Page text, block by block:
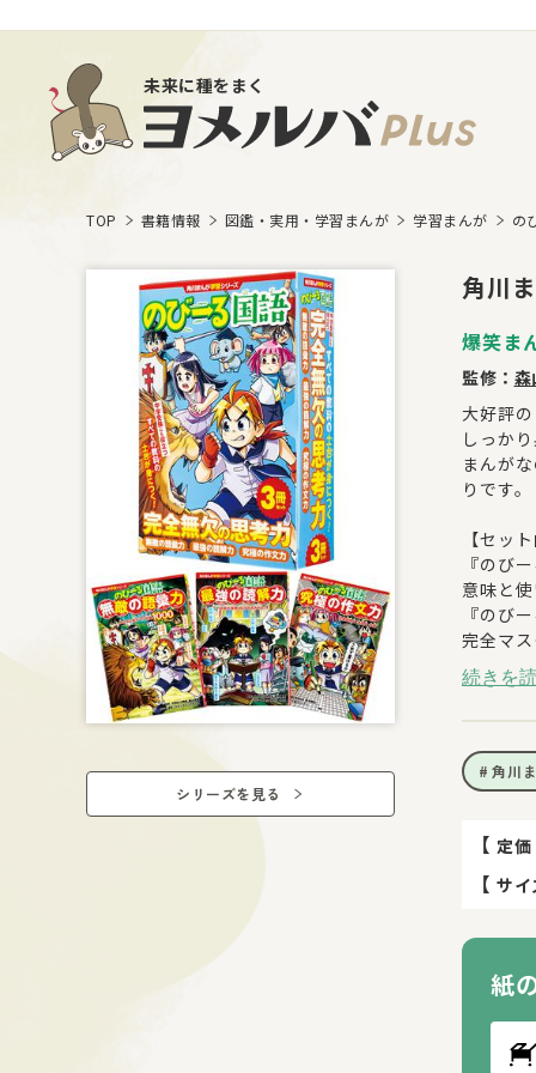
未来に種をまく
TOP 書籍情報 図鑑・実用・学習まんが 学習まんが の
シリーズを見る
角川
爆笑ま
監修：
大好評
しっか
まんが
りです。
【セッ
『のび
意味と
『のび
完全マ
『のび
ニック
続きを
角川
【 定価
【 サイ
紙